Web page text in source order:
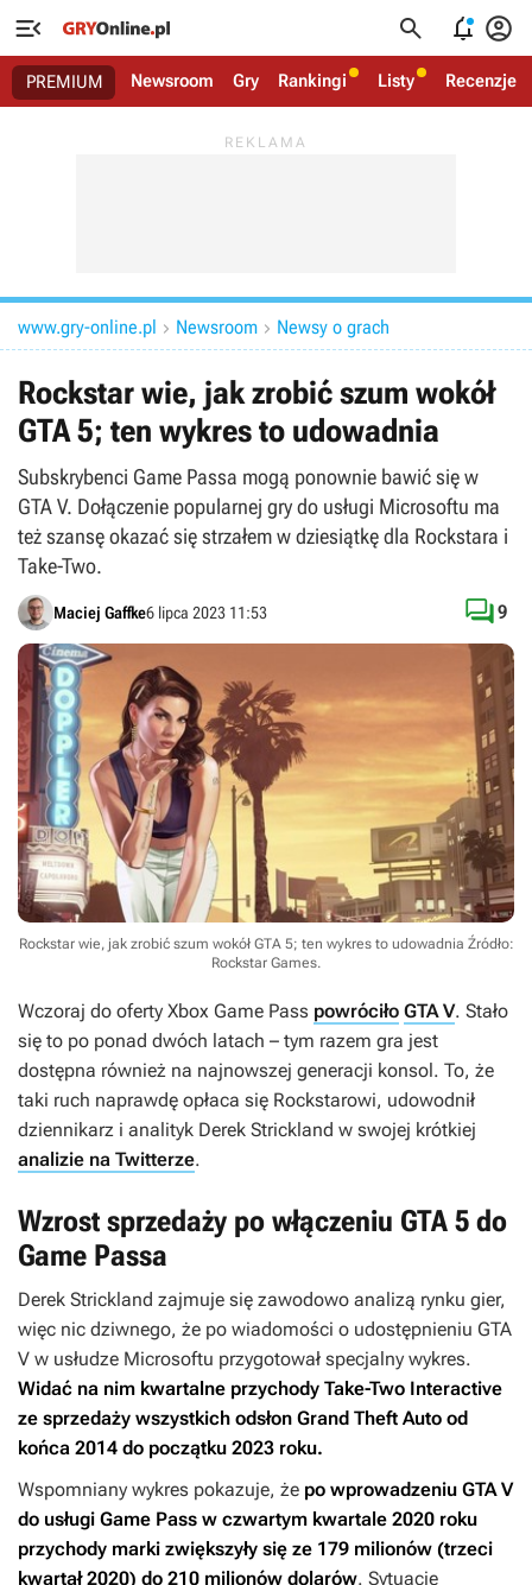
   
PREMIUM Newsroom Gry Rankingi Listy Recenzje
www.gry-online.pl  Newsroom  Newsy o grach
Rockstar wie, jak zrobić szum wokół
GTA 5; ten wykres to udowadnia
Subskrybenci Game Passa mogą ponownie bawić się w
GTA V. Dołączenie popularnej gry do usługi Microsoftu ma
też szansę okazać się strzałem w dziesiątkę dla Rockstara i
Take-Two.
Maciej Gaffke6 lipca 2023 11:53 9
Rockstar wie, jak zrobić szum wokół GTA 5; ten wykres to udowadnia Źródło:
Rockstar Games.
Wczoraj do oferty Xbox Game Pass powróciło GTA V. Stało
się to po ponad dwóch latach – tym razem gra jest
dostępna również na najnowszej generacji konsol. To, że
taki ruch naprawdę opłaca się Rockstarowi, udowodnił
dziennikarz i analityk Derek Strickland w swojej krótkiej
analizie na Twitterze.
Wzrost sprzedaży po włączeniu GTA 5 do
Game Passa
Derek Strickland zajmuje się zawodowo analizą rynku gier,
więc nic dziwnego, że po wiadomości o udostępnieniu GTA
V w usłudze Microsoftu przygotował specjalny wykres.
Widać na nim kwartalne przychody Take-Two Interactive
ze sprzedaży wszystkich odsłon Grand Theft Auto od
końca 2014 do początku 2023 roku.
Wspomniany wykres pokazuje, że po wprowadzeniu GTA V
do usługi Game Pass w czwartym kwartale 2020 roku
przychody marki zwiększyły się ze 179 milionów (trzeci
kwartał 2020) do 210 milionów dolarów. Sytuację